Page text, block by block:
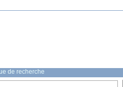
de recherche